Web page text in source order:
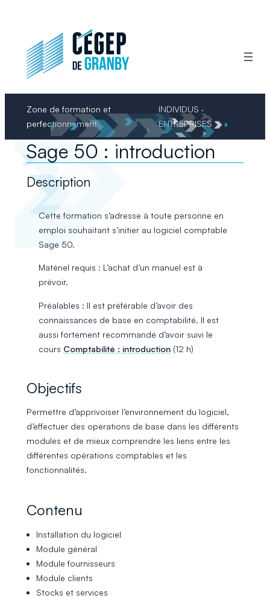
Zone de formation et
perfectionnement
INDIVIDUS ·
ENTREPRISES
Sage 50 : introduction
Description
Cette formation s’adresse à toute personne en
emploi souhaitant s’initier au logiciel comptable
Sage 50.
Matériel requis : L’achat d’un manuel est à
prévoir.
Préalables : Il est préférable d’avoir des
connaissances de base en comptabilité. Il est
aussi fortement recommandé d’avoir suivi le
cours Comptabilité : introduction (12 h)
Objectifs
Permettre d’apprivoiser l’environnement du logiciel,
d’effectuer des opérations de base dans les différents
modules et de mieux comprendre les liens entre les
différentes opérations comptables et les
fonctionnalités.
Contenu
Installation du logiciel
Module général
Module fournisseurs
Module clients
Stocks et services